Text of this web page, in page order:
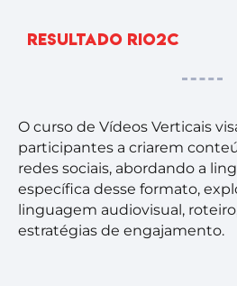
Resultado RIO2C
O curso de Vídeos Verticais
participantes a criarem
redes sociais, abordando a
específica desse formato,
linguagem audiovisual,
estratégias de engajamento.